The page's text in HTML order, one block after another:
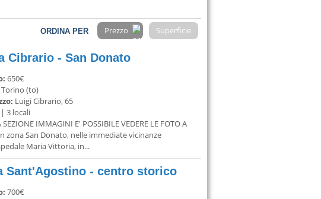
ORDINA PER Prezzo Superficie
Cibrario - San Donato
650€
Torino (to)
Luigi Cibrario, 65
| 3 locali
SEZIONE IMMAGINI E' POSSIBILE VEDERE LE FOTO A
zona San Donato, nelle immediate vicinanze
Maria Vittoria, in...
Sant'Agostino - centro storico
700€